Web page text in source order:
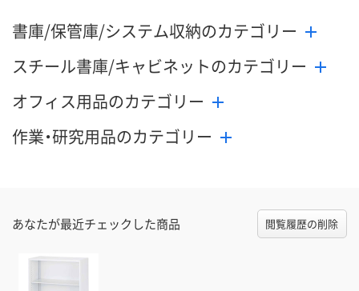
書庫/保管庫/システム収納のカテゴリー
スチール書庫/キャビネットのカテゴリー
オフィス用品のカテゴリー
作業・研究用品のカテゴリー
あなたが最近チェックした商品 閲覧履歴の削除